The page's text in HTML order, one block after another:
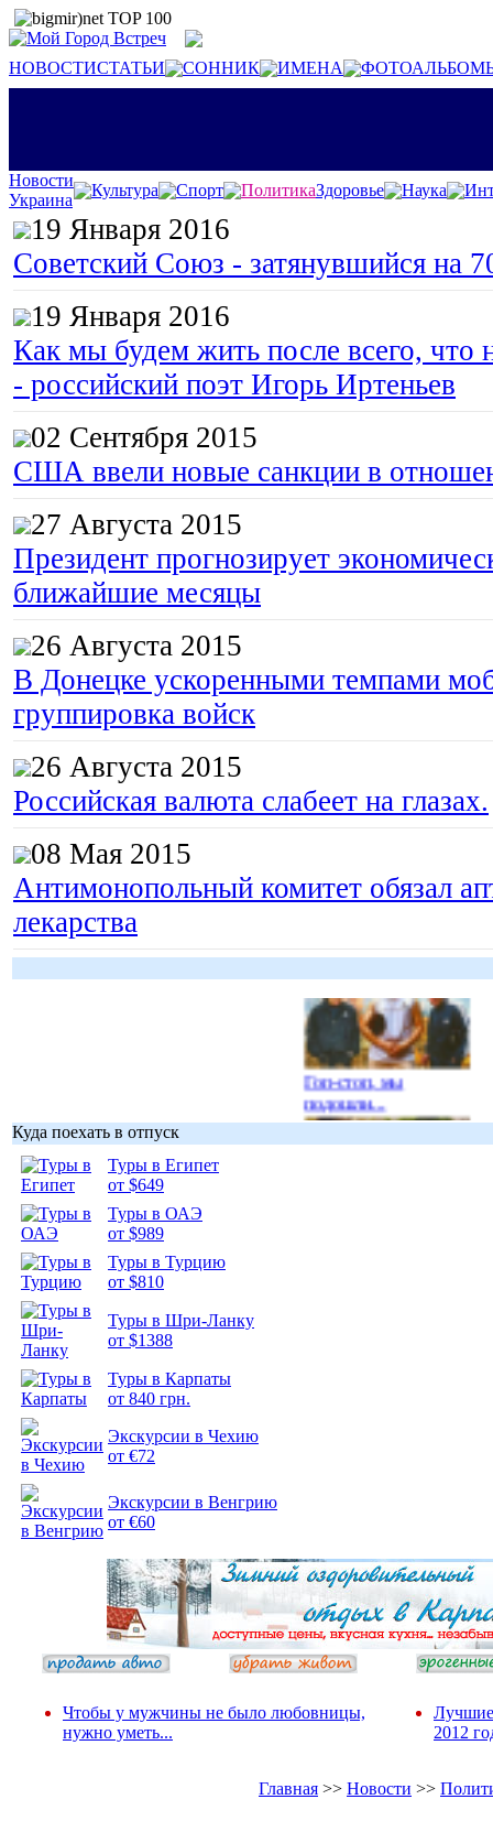
НОВОСТИСТАТЬИ СОННИК ИМЕНА
Новости
Украина
Культура Спорт ПолитикаЗдоровье Наука
19 Января 2016
Советский Союз - затянувшийся на
19 Января 2016
Как мы будем жить после всего, что
- российский поэт Игорь Иртеньев
02 Сентября 2015
США ввели новые санкции в
27 Августа 2015
Президент прогнозирует
ближайшие месяцы
26 Августа 2015
В Донецке ускоренными темпами
группировка войск
26 Августа 2015
Российская валюта слабеет на глазах.
08 Мая 2015
Антимонопольный комитет обязал
лекарства
Гоп-стоп, мы
подошли...
Куда поехать в отпуск
Туры в Египет
от $649
Туры в ОАЭ
от $989
Туры в Турцию
от $810
Туры в Шри-Ланку
от $1388
Туры в Карпаты
от 840 грн.
Экскурсии в Чехию
от €72
Экскурсии в Венгрию
от €60
Чтобы у мужчины не было любовницы,
нужно уметь...
Лучшие
2012
Главная >> Новости >>